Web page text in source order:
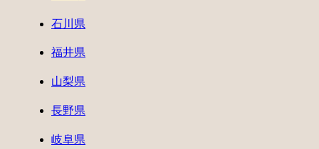
石川県
福井県
山梨県
長野県
岐阜県